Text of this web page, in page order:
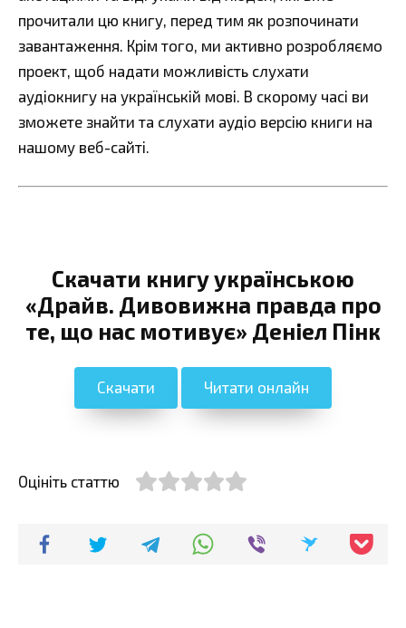
прочитали цю книгу, перед тим як розпочинати
завантаження. Крім того, ми активно розробляємо
проект, щоб надати можливість слухати
аудіокнигу на українській мові. В скорому часі ви
зможете знайти та слухати аудіо версію книги на
нашому веб-сайті.
Скачати книгу українською
«Драйв. Дивовижна правда про
те, що нас мотивує» Деніел Пінк
Скачати Читати онлайн
Оцініть статтю